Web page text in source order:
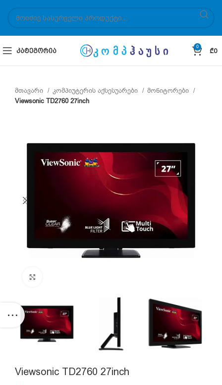
ᲙᲐᲢᲔᲒᲝᲠᲘᲐ
0
₾0
მთავარი კომპიუტერის აქსესუარები
მონიტორები
Viewsonic TD2760 27inch
Viewsonic TD2760 27inch